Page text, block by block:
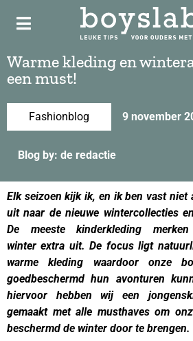
Warme kleding en
een must!
Fashionblog 9 november
Blog by: de redactie
Elk seizoen kijk ik, en ik ben vast niet
uit naar de nieuwe wintercollecties en
De meeste kinderkleding
winter extra uit. De focus ligt
warme kleding waardoor onze
goedbeschermd hun avonturen
hiervoor hebben wij een
gemaakt met alle musthaves om
beschermd de winter door te brengen.